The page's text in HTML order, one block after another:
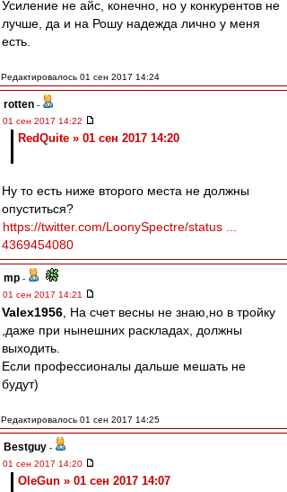
Усиление не айс, конечно, но у конкурентов не
лучше, да и на Рошу надежда лично у меня
есть.
Редактировалось 01 сен 2017 14:24
rotten -
01 сен 2017 14:22
RedQuite » 01 сен 2017 14:20
Ну то есть ниже второго места не должны
опуститься?
https://twitter.com/LoonySpectre/status ...
4369454080
mp -
01 сен 2017 14:21
Valex1956 , На счет весны не знаю,но в тройку
,даже при нынешних раскладах, должны
выходить.
Если профессионалы дальше мешать не
будут)
Редактировалось 01 сен 2017 14:25
Bestguy -
01 сен 2017 14:20
OleGun » 01 сен 2017 14:07